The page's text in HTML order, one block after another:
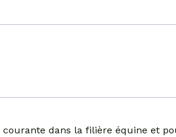
dans la filière équine et